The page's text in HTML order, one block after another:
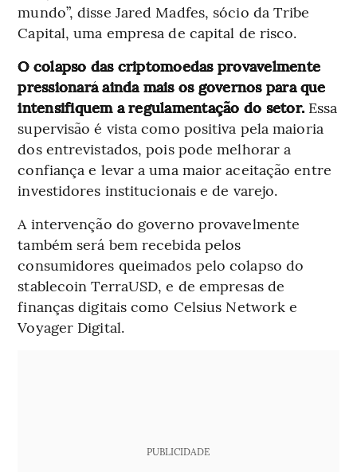
mundo”, disse Jared Madfes, sócio da Tribe
Capital, uma empresa de capital de risco.
O colapso das criptomoedas provavelmente
pressionará ainda mais os governos para que
intensifiquem a regulamentação do setor. Essa
supervisão é vista como positiva pela maioria
dos entrevistados, pois pode melhorar a
confiança e levar a uma maior aceitação entre
investidores institucionais e de varejo.
A intervenção do governo provavelmente
também será bem recebida pelos
consumidores queimados pelo colapso do
stablecoin TerraUSD, e de empresas de
finanças digitais como Celsius Network e
Voyager Digital.
PUBLICIDADE